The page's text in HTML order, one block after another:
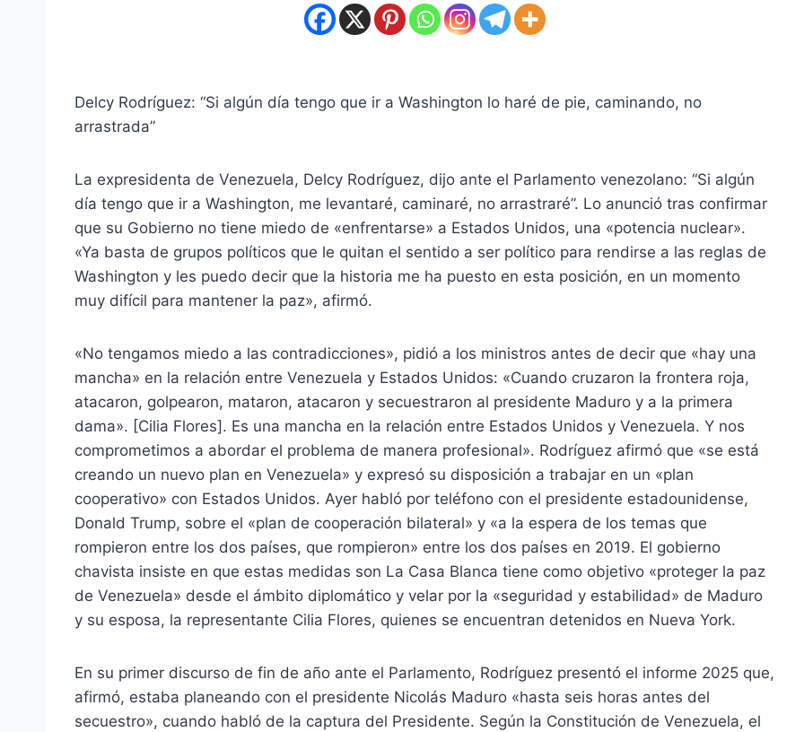
Delcy Rodríguez: “Si algún día tengo que ir a Washington lo haré de pie, caminando, no
arrastrada”
La expresidenta de Venezuela, Delcy Rodríguez, dijo ante el Parlamento venezolano: “Si algún
día tengo que ir a Washington, me levantaré, caminaré, no arrastraré”. Lo anunció tras confirmar
que su Gobierno no tiene miedo de «enfrentarse» a Estados Unidos, una «potencia nuclear».
«Ya basta de grupos políticos que le quitan el sentido a ser político para rendirse a las reglas de
Washington y les puedo decir que la historia me ha puesto en esta posición, en un momento
muy difícil para mantener la paz», afirmó.
«No tengamos miedo a las contradicciones», pidió a los ministros antes de decir que «hay una
mancha» en la relación entre Venezuela y Estados Unidos: «Cuando cruzaron la frontera roja,
atacaron, golpearon, mataron, atacaron y secuestraron al presidente Maduro y a la primera
dama». [Cilia Flores]. Es una mancha en la relación entre Estados Unidos y Venezuela. Y nos
comprometimos a abordar el problema de manera profesional». Rodríguez afirmó que «se está
creando un nuevo plan en Venezuela» y expresó su disposición a trabajar en un «plan
cooperativo» con Estados Unidos. Ayer habló por teléfono con el presidente estadounidense,
Donald Trump, sobre el «plan de cooperación bilateral» y «a la espera de los temas que
rompieron entre los dos países, que rompieron» entre los dos países en 2019. El gobierno
chavista insiste en que estas medidas son La Casa Blanca tiene como objetivo «proteger la paz
de Venezuela» desde el ámbito diplomático y velar por la «seguridad y estabilidad» de Maduro
y su esposa, la representante Cilia Flores, quienes se encuentran detenidos en Nueva York.
En su primer discurso de fin de año ante el Parlamento, Rodríguez presentó el informe 2025 que,
afirmó, estaba planeando con el presidente Nicolás Maduro «hasta seis horas antes del
secuestro», cuando habló de la captura del Presidente. Según la Constitución de Venezuela, el